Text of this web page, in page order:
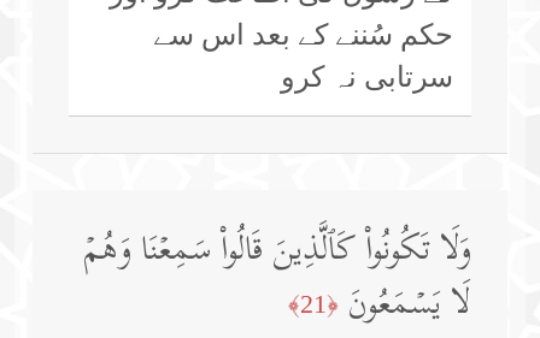
حکم سُننے کے بعد اس سے
سرتابی نہ کرو
وَلَا تَكُونُوا۟ كَٱلَّذِینَ قَالُوا۟ سَمِعۡنَا وَهُمۡ
لَا یَسۡمَعُونَ ﴿21﴾